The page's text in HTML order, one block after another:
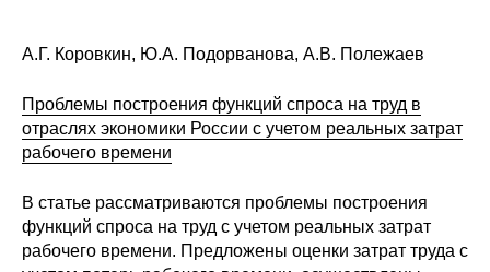
А.Г. Коровкин, Ю.А. Подорванова, А.В. Полежаев
Проблемы построения функций спроса на труд в
отраслях экономики России с учетом реальных затрат
рабочего времени
В статье рассматриваются проблемы построения
функций спроса на труд с учетом реальных затрат
рабочего времени. Предложены оценки затрат труда с